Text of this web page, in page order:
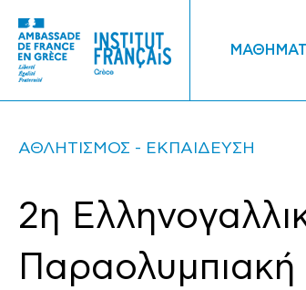
ΑΘΛΗΤΙΣΜΟΣ ΕΚΠΑΙΔΕΥΣΗ
2η